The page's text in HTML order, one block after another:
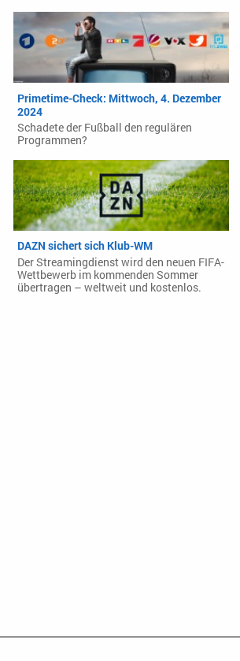
Primetime-Check: Mittwoch, 4. Dezember
2024
Schadete der Fußball den regulären
Programmen?
DAZN sichert sich Klub-WM
Der Streamingdienst wird den neuen FIFA-
Wettbewerb im kommenden Sommer
übertragen – weltweit und kostenlos.
Pflichtpraktikant (w/m/d) Redaktion
Köln
AIDA Entertainment
Stage Operator / Fachkraft für
Veranstaltungstechnik (m/w/d) -
Schwerpunkt Bühne
AIDA Entertainment
an Bord unserer Schiffe
Sound Operator / Fachkraft für
Veranstaltungstechnik (m/w/d) -
Schwerpunkt Ton
an Bord unserer Schiffe
TV & Film Redakteur (m/w/d)
AIDA Entertainment
an Bord unserer Schiffe